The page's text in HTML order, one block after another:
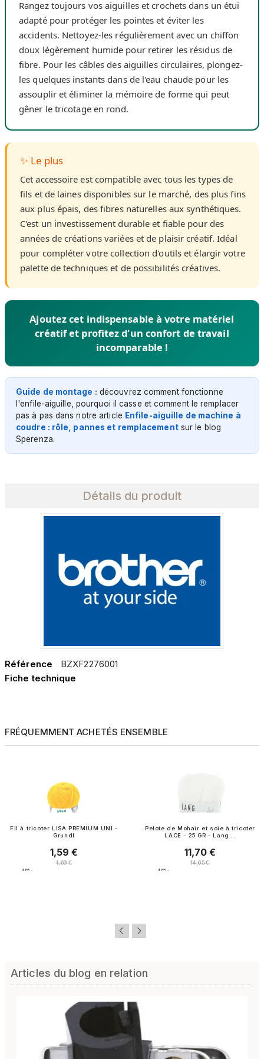
Rangez toujours vos aiguilles et crochets dans un étui
adapté pour protéger les pointes et éviter les
accidents. Nettoyez-les régulièrement avec un chiffon
doux légèrement humide pour retirer les résidus de
fibre. Pour les câbles des aiguilles circulaires, plongez-
les quelques instants dans de l'eau chaude pour les
assouplir et éliminer la mémoire de forme qui peut
gêner le tricotage en rond.
✨ Le plus
Cet accessoire est compatible avec tous les types de
fils et de laines disponibles sur le marché, des plus fins
aux plus épais, des fibres naturelles aux synthétiques.
C'est un investissement durable et fiable pour des
années de créations variées et de plaisir créatif. Idéal
pour compléter votre collection d'outils et élargir votre
palette de techniques et de possibilités créatives.
Ajoutez cet indispensable à votre matériel
créatif et profitez d'un confort de travail
incomparable !
Guide de montage : découvrez comment fonctionne
l'enfile-aiguille, pourquoi il casse et comment le remplacer
pas à pas dans notre article Enfile-aiguille de machine à
coudre : rôle, pannes et remplacementsur le blog
Sperenza.
Détails du produit
Référence
BZXF2276001
Fiche technique
FRÉQUEMMENT ACHETÉS ENSEMBLE
Fil à tricoter LISA PREMIUM UNI -
Grundl
Prix
1,59 €
Prix normal
1,69 €
4.8/5 -
Pelote de Mohair et soie à tricoter
LACE - 25 GR - Lang...
Prix
11,70 €
Prix normal
14,65 €
4.8/5 -
Articles du blog en relation